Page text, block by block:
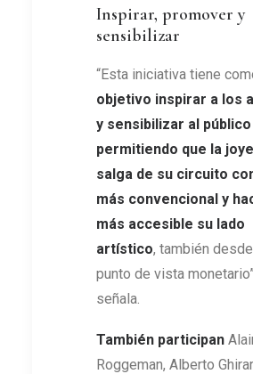
Inspirar, promover y
sensibilizar
“Esta iniciativa tiene
objetivo inspirar a los
y sensibilizar al público
permitiendo que la
salga de su circuito
más convencional y
más accesible su lado
artístico, también
punto de vista
señala.
También participan
Roggeman, Alberto